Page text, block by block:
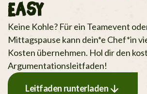
Easy
Keine Kohle? Für ein Teamevent
Mittagspause kann dein*e Chef*in
Kosten übernehmen. Hol dir den
Argumentationsleitfaden!
Leitfaden runterladen